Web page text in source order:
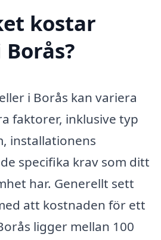
kostar
i Borås kan variera
faktorer, inklusive typ
installationens
specifika krav som ditt
har. Generellt sett
att kostnaden för ett
ligger mellan 100